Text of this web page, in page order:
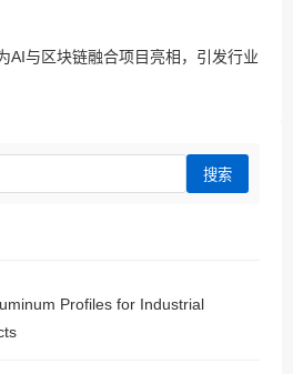
AI与区块链融合项目亮相，引发行业
搜索
Profiles for Industrial